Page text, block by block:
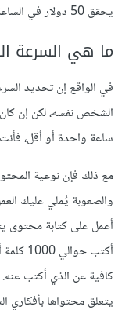
يحقق 50 دولار في الساعة، وهنا يتضح السر في كتابة المقالات بسرعة.
ما هي السرعة
في الواقع إن تحديد
ساعة واحدة أو أقل،
مع ذلك فإن نوعية
والصعوبة يُملي عليك
أعمل على كتابة محتوى
أكتب
كافية عن الذي أكتب عنه.
يتعلق محتواها